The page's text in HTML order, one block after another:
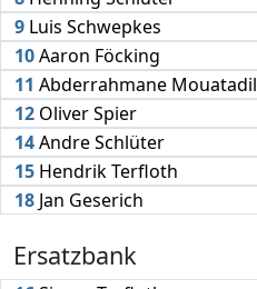
9 Luis Schwepkes
10Aaron Föcking
11 Abderrahmane Mouatadil
12 Oliver Spier
14Andre Schlüter
15 Hendrik Terfloth
18 Jan Geserich
Ersatzbank